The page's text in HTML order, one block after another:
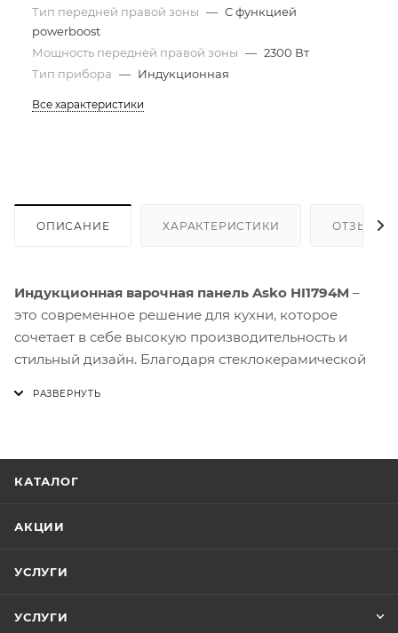
Тип передней правой зоны — С функцией
powerboost
Мощность передней правой зоны — 2300 Вт
Тип прибора — Индукционная
Все характеристики
ОПИСАНИЕ ХАРАКТЕРИСТИКИ ОТЗЫВЫ
Индукционная варочная панель Asko HI1794M –
это современное решение для кухни, которое
сочетает в себе высокую производительность и
стильный дизайн. Благодаря стеклокерамической
ступенями регулировки. Это позволяет
интенсивности – от медленного тушения до
собственный индикатор остаточного тепла, что
КАТАЛОГ
АКЦИИ
УСЛУГИ
УСЛУГИ